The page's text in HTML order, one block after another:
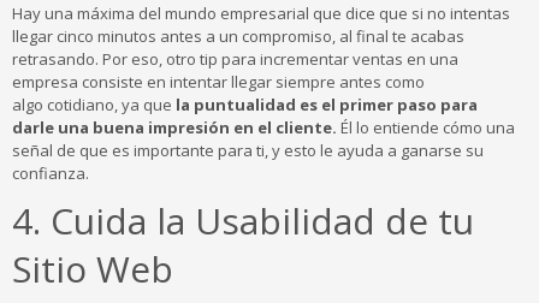
Hay una máxima del mundo empresarial que dice que si no intentas
llegar cinco minutos antes a un compromiso, al final te acabas
retrasando. Por eso, otro tip para incrementar ventas en una
empresa consiste en intentar llegar siempre antes como
algo cotidiano, ya que la puntualidad es el primer paso para
darle una buena impresión en el cliente. Él lo entiende cómo una
señal de que es importante para ti, y esto le ayuda a ganarse su
confianza.
4. Cuida la Usabilidad de tu
Sitio Web